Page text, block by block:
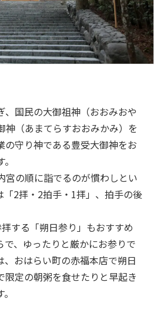
、国民の大御祖神（おおみおや
神（あまてらすおおみかみ）を
の守り神である豊受大御神をお
宮の順に詣でるのが慣わしとい
「2拝・2拍手・1拝」、拍手の後
する「朔日参り」もおすすめ
で、ゆったりと厳かにお参りで
、おはらい町の赤福本店で朔日
限定の朝粥を食せたりと早起き